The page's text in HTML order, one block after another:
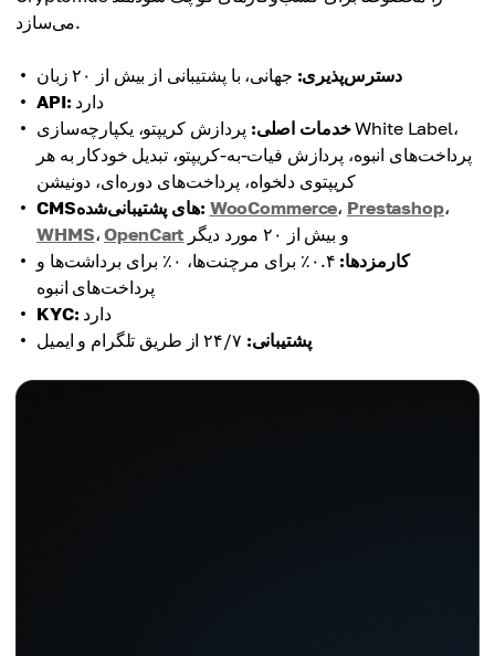
می‌سازد.
دسترس‌پذیری: جهانی، با پشتیبانی از بیش از ۲۰ زبان
API: دارد
خدمات اصلی: پردازش کریپتو، یکپارچه‌سازی White Label،
پرداخت‌های انبوه، پردازش فیات-به-کریپتو، تبدیل خودکار به هر
کریپتوی دلخواه، پرداخت‌های دوره‌ای، دونیشن
CMSهای پشتیبانی‌شده: WooCommerce، Prestashop،
WHMS،OpenCart
و بیش از ۲۰ مورد دیگر
کارمزدها:
۰.۴٪ برای مرچنت‌ها، ۰٪ برای برداشت‌ها و
پرداخت‌های انبوه
KYC: دارد
پشتیبانی: